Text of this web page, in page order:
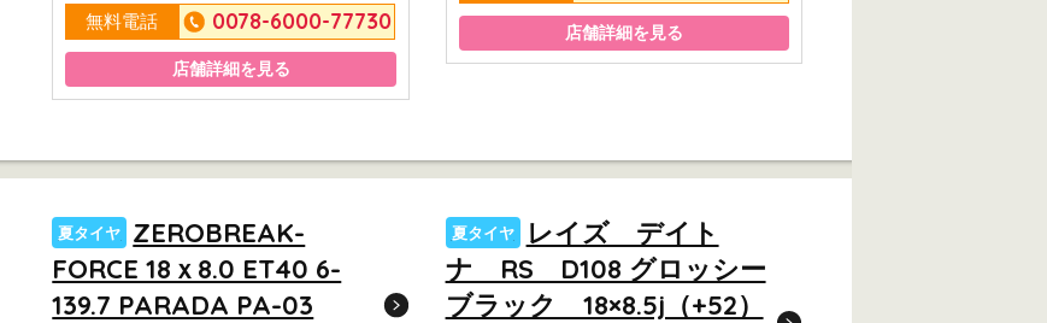
無料電話 0078-6000-77730
店舗詳細を見る
店舗詳細を見る
夏タイヤ
ZEROBREAK-
FORCE 18ｘ8.0 ET40 6-
139.7 PARADA PA-03
夏タイヤ
レイズ デイト
ナ RS D108 グロッシー
ブラック 18×8.5j（+52）